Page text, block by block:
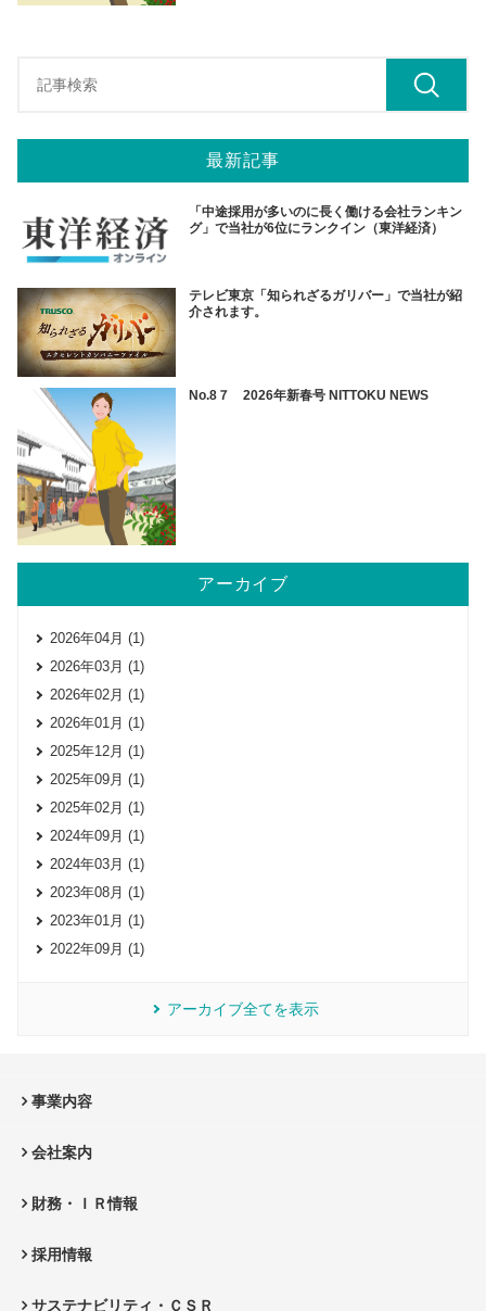
最新記事
「中途採用が多いのに長く働ける会社ランキン
グ」で当社が6位にランクイン（東洋経済）
テレビ東京「知られざるガリバー」で当社が紹
介されます。
No.8７ 2026年新春号 NITTOKU NEWS
アーカイブ
2026年04月 (1)
2026年03月 (1)
2026年02月 (1)
2026年01月 (1)
2025年12月 (1)
2025年09月 (1)
2025年02月 (1)
2024年09月 (1)
2024年03月 (1)
2023年08月 (1)
2023年01月 (1)
2022年09月 (1)
アーカイブ全てを表示
事業内容
会社案内
財務・ＩＲ情報
採用情報
サステナビリティ・ＣＳＲ